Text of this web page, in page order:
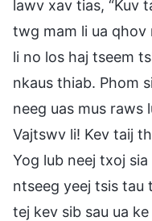
lawv xav tias, “Kuv
twg mam li ua qhov
li no los haj tseem
nkaus thiab. Phom
neeg uas mus raws
Vajtswv li! Kev taij
Yog lub neej txoj
ntseeg yeej tsis tau
tej kev sib sau ua